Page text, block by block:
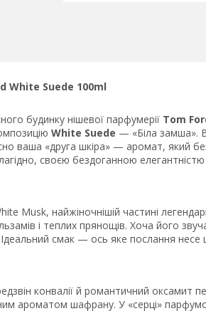
Suede 100ml
будинку нішевої парфумерії Tom
White Suede — «Біла замша».
ваша «друга шкіра» — аромат, який
своєю бездоганною
Musk, найжіночнішій частині
і теплих прянощів. Хоча його
смак — ось яке послання
конвалії й романтичний оксамит
ароматом шафрану. У «серці»